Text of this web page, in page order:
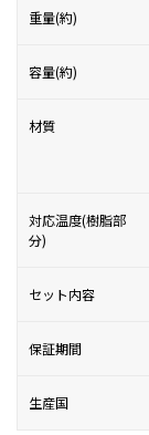
重量(約)
容量(約)
材質
対応温度(樹脂部
分)
セット内容
保証期間
生産国